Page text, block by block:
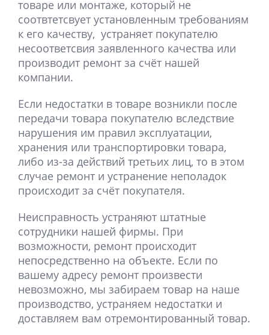
товаре или монтаже, который не
соотвтетсвует установленным требованиям
к его качеству, устраняет покупателю
несоответсвия заявленного качества или
производит ремонт за счёт нашей
компании.
Если недостатки в товаре возникли после
передачи товара покупателю вследствие
нарушения им правил эксплуатации,
хранения или транспортировки товара,
либо из-за действий третьих лиц, то в этом
случае ремонт и устранение неполадок
происходит за счёт покупателя.
Неисправность устраняют штатные
сотрудники нашей фирмы. При
возможности, ремонт происходит
непосредственно на объекте. Если по
вашему адресу ремонт произвести
невозможно, мы забираем товар на наше
производство, устраняем недостатки и
доставляем вам отремонтированный товар.